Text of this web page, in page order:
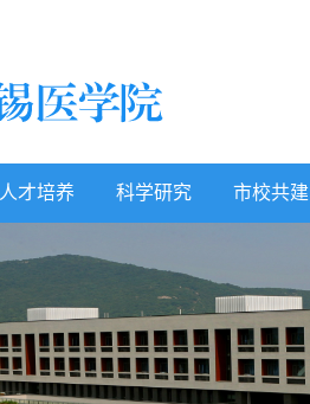
人才培养 科学研究 市校共建